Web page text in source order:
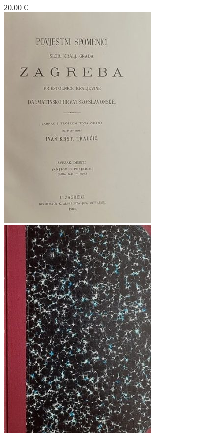
20.00 €